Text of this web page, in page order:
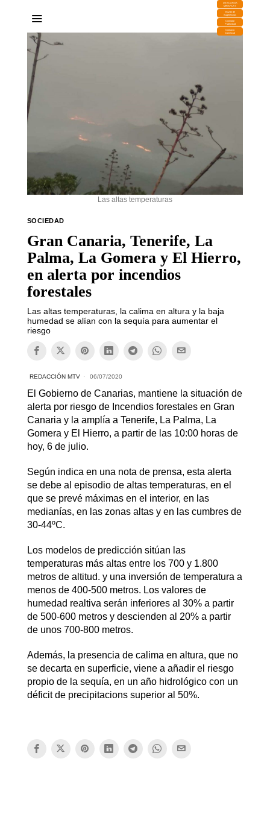
DESCARGA
MIRAPLAY
Buzón de
Sugerencias
Contratar
Publicidad
Contacto
Comercial
Las altas temperaturas
SOCIEDAD
Gran Canaria, Tenerife, La
Palma, La Gomera y El Hierro,
en alerta por incendios
forestales
Las altas temperaturas, la calima en altura y la baja
humedad se alían con la sequía para aumentar el
riesgo
REDACCIÓN MTV 06/07/2020
El Gobierno de Canarias, mantiene la situación de
alerta por riesgo de Incendios forestales en Gran
Canaria y la amplía a Tenerife, La Palma, La
Gomera y El Hierro, a partir de las 10:00 horas de
hoy, 6 de julio.
Según indica en una nota de prensa, esta alerta
se debe al episodio de altas temperaturas, en el
que se prevé máximas en el interior, en las
medianías, en las zonas altas y en las cumbres de
30-44ºC.
Los modelos de predicción sitúan las
temperaturas más altas entre los 700 y 1.800
metros de altitud. y una inversión de temperatura a
menos de 400-500 metros. Los valores de
humedad realtiva serán inferiores al 30% a partir
de 500-600 metros y descienden al 20% a partir
de unos 700-800 metros.
Además, la presencia de calima en altura, que no
se decarta en superficie, viene a añadir el riesgo
propio de la sequía, en un año hidrológico con un
déficit de precipitacions superior al 50%.